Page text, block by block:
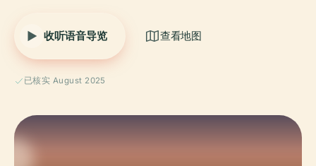
收听语音导览 查看地图
已核实 August 2025